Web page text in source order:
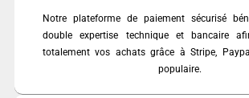
Notre plateforme de paiement sécurisé
double expertise technique et bancaire
totalement vos achats grâce à Stripe,
populaire.